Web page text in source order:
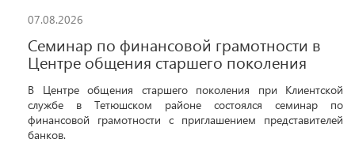
07.08.2026
Семинар по финансовой грамотности в
Центре общения старшего поколения
В Центре общения старшего поколения при Клиентской
службе в Тетюшском районе состоялся семинар по
финансовой грамотности с приглашением представителей
банков.